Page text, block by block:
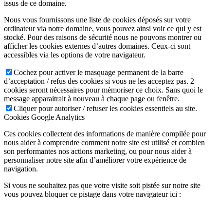
issus de ce domaine.
Nous vous fournissons une liste de cookies déposés sur votre
ordinateur via notre domaine, vous pouvez ainsi voir ce qui y est
stocké. Pour des raisons de sécurité nous ne pouvons montrer ou
afficher les cookies externes d’autres domaines. Ceux-ci sont
accessibles via les options de votre navigateur.
Cochez pour activer le masquage permanent de la barre
d’acceptation / refus des cookies si vous ne les acceptez pas. 2
cookies seront nécessaires pour mémoriser ce choix. Sans quoi le
message apparaitrait à nouveau à chaque page ou fenêtre.
Cliquer pour autoriser / refuser les cookies essentiels au site.
Cookies Google Analytics
Ces cookies collectent des informations de manière compilée pour
nous aider à comprendre comment notre site est utilisé et combien
son performantes nos actions marketing, ou pour nous aider à
personnaliser notre site afin d’améliorer votre expérience de
navigation.
Si vous ne souhaitez pas que votre visite soit pistée sur notre site
vous pouvez bloquer ce pistage dans votre navigateur ici :